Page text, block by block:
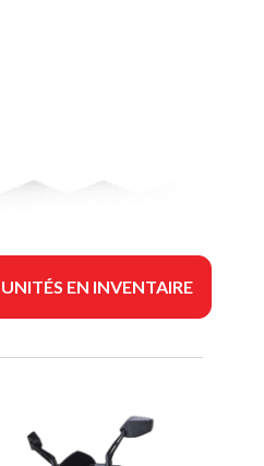
EN INVENTAIRE